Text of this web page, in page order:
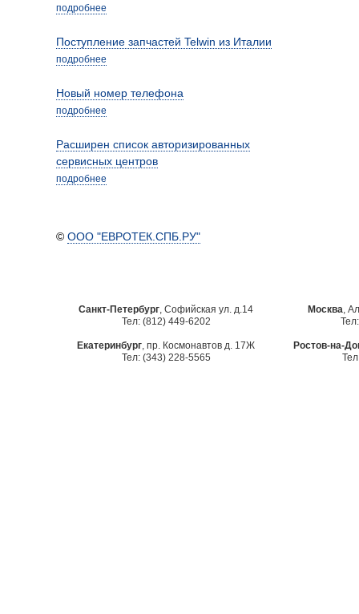
подробнее
Поступление запчастей Telwin из Италии
подробнее
Новый номер телефона
подробнее
Расширен список авторизированных
сервисных центров
подробнее
© ООО "ЕВРОТЕК.СПБ.РУ"
Санкт-Петербург, Софийская ул. д.14
Тел: (812) 449-6202
Москва,
Екатеринбург, пр. Космонавтов д. 17Ж
Тел: (343) 228-5565
Ростов-на-